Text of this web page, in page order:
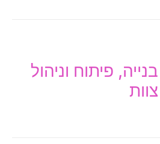
בנייה, פיתוח וניהול
צוות